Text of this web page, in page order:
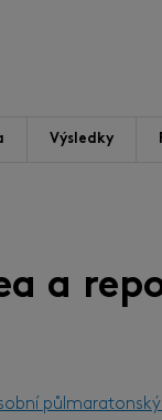
Výsledky
a